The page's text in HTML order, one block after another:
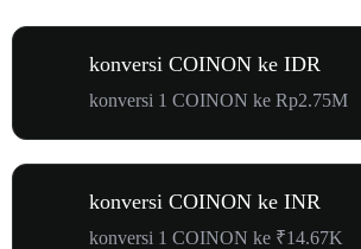
konversi COINON ke IDR
konversi 1 COINON ke Rp2.75M
konversi COINON ke INR
konversi 1 COINON ke ₹14.67K